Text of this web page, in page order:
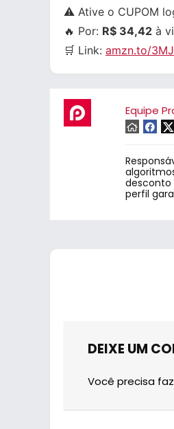
⚠️ Ative o CUPOM
🔥 Por: R$ 34,42 à
🛒 Link: amzn.to/
Equipe
desconto
perfil
DEIXE UM
Você precisa